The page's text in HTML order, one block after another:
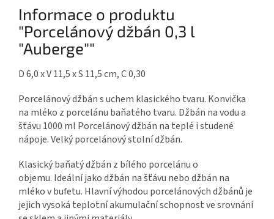
Informace o produktu
"Porcelánový džbán 0,3 l
"Auberge""
D 6,0 x V 11,5 x S 11,5 cm, C 0,30
Porcelánový džbán s uchem klasického tvaru. Konvička
na mléko z porcelánu baňatého tvaru. Džbán na vodu a
šťávu 1000 ml Porcelánový džbán na teplé i studené
nápoje. Velký porcelánový stolní džbán.
Klasický baňatý džbán z bílého porcelánu o
objemu. Ideální jako džbán na šťávu nebo džbán na
mléko v bufetu. Hlavní výhodou porcelánových džbánů je
jejich vysoká teplotní akumulační schopnost ve srovnání